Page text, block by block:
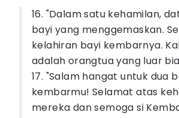
16. "Dalam satu kehamilan,
bayi yang menggemaskan.
kelahiran bayi kembarnya.
adalah orangtua yang luar
17. "Salam hangat untuk dua
kembarmu! Selamat atas
mereka dan semoga si